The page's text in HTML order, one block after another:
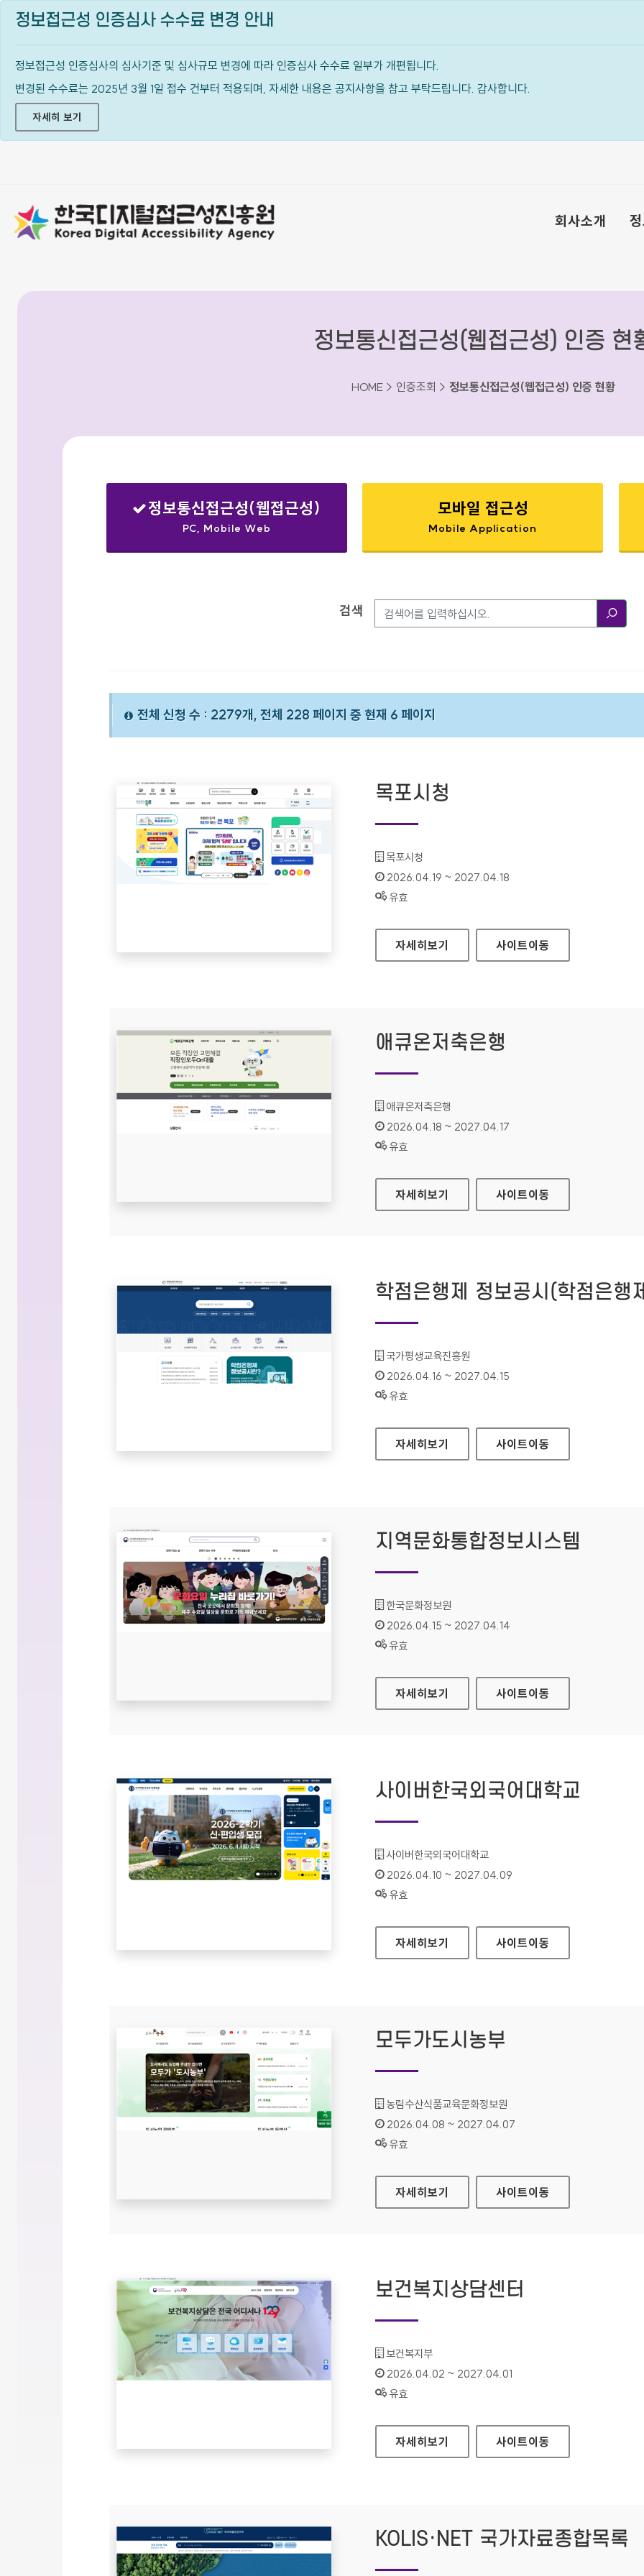
정보접근성 인증심사 수수료 변경 안내
정보접근성 인증심사의 심사기준 및 심사규모 변경에 따라 인증심사 수수료 일부가 개편됩니다.
변경된 수수료는 2025년 3월 1일 접수 건부터 적용되며, 자세한 내용은 공지사항을 참고 부탁드립니다. 감사합니다.
자세히 보기
회사소개
정보통신접근성(웹접근성) 인증 현
HOME > 인증조회 > 정보통신접근성(웹접근성) 인증 현황
정보통신접근성(웹접근성)
PC, Mobile Web
모바일 접근성
Mobile Application
검색
전체 신청 수 : 2279개, 전체 228 페이지 중 현재 6 페이지
목포시청
기관명 :
목포시청
인증기간 :
2026.04.19 ~ 2027.04.18
상태 :
유효
목포시청
자세히보기 사이트이동
애큐온저축은행
기관명 :
애큐온저축은행
인증기간 :
2026.04.18 ~ 2027.04.17
상태 :
유효
애큐온저축은행
자세히보기 사이트이동
학점은행제 정보공시(학점은행
기관명 :
국가평생교육진흥원
인증기간 :
2026.04.16 ~ 2027.04.15
상태 :
유효
학점은행제 정보공시(학점은행제 알리미)
자세히보기 사이트이동
지역문화통합정보시스템
기관명 :
한국문화정보원
인증기간 :
2026.04.15 ~ 2027.04.14
상태 :
유효
지역문화통합정보시스템
자세히보기 사이트이동
사이버한국외국어대학교
기관명 :
사이버한국외국어대학교
인증기간 :
2026.04.10 ~ 2027.04.09
상태 :
유효
사이버한국외국어대학교
자세히보기 사이트이동
모두가도시농부
기관명 :
농림수산식품교육문화정보원
인증기간 :
2026.04.08 ~ 2027.04.07
상태 :
유효
모두가도시농부
자세히보기 사이트이동
보건복지상담센터
기관명 :
보건복지부
인증기간 :
2026.04.02 ~ 2027.04.01
상태 :
유효
보건복지상담센터
자세히보기 사이트이동
KOLIS·NET 국가자료종합목록